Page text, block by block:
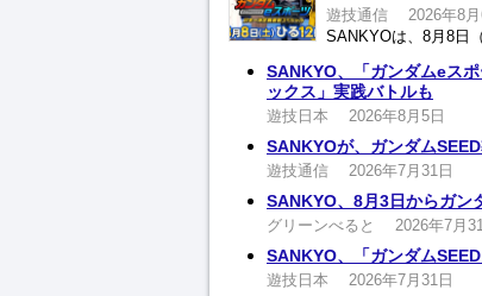
遊技通信
2026年8月
SANKYO、「ガンダムeス
ックス」実践バトルも
遊技日本 2026年8月5日
SANKYOが、ガンダム
遊技通信 2026年7月31日
SANKYO、8月3日からガン
グリーンべると 2026年7月
SANKYO、「ガンダム
遊技日本 2026年7月31日